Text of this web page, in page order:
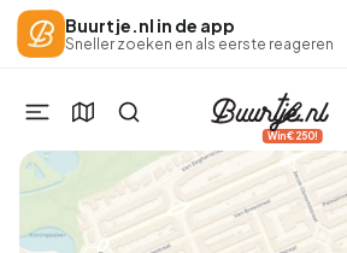
Buurtje.nl in de app
Sneller zoeken en als eerste reageren
Win €250!